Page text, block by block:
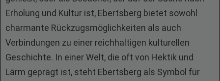
Erholung und Kultur ist, Ebertsberg bietet sowohl
charmante Rückzugsmöglichkeiten als auch
Verbindungen zu einer reichhaltigen kulturellen
Geschichte. In einer Welt, die oft von Hektik und
Lärm geprägt ist, steht Ebertsberg als Symbol für